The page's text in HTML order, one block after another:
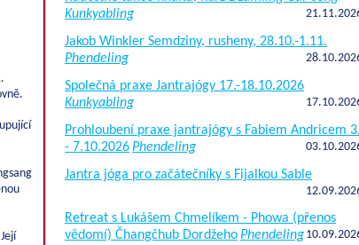
Kunkyabling
Jakob Winkler Semdziny, rusheny, 28.10.-1.11.
Phendeling
Společná praxe Jantrajógy 17.-18.10.2026
Kunkyabling
Prohloubení praxe jantrajógy s Fabiem Andricem 3.
- 7.10.2026Phendeling
Jantra jóga pro začátečníky s Fijalkou Sable
Retreat s Lukášem Chmelíkem - Phowa (přenos
vědomí) Čhangčhub DordžehoPhendeling